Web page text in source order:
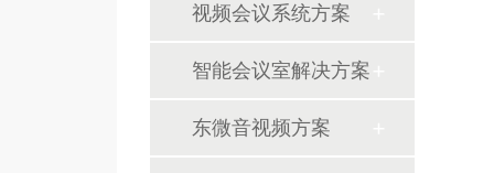
视频会议系统方案
智能会议室解决方案
东微音视频方案